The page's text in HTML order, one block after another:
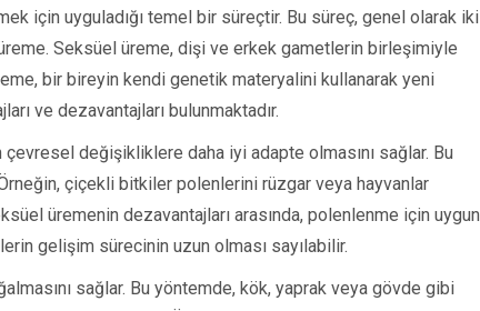
için uyguladığı temel bir süreçtir. Bu süreç, genel olarak iki
Seksüel üreme, dişi ve erkek gametlerin birleşimiyle
bir bireyin kendi genetik materyalini kullanarak yeni
ve dezavantajları bulunmaktadır.
değişikliklere daha iyi adapte olmasını sağlar. Bu
çiçekli bitkiler polenlerini rüzgar veya hayvanlar
üremenin dezavantajları arasında, polenlenme için uygun
gelişim sürecinin uzun olması sayılabilir.
sağlar. Bu yöntemde, kök, yaprak veya gövde gibi